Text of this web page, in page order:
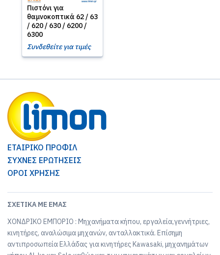
Πιστόνι για
θαμνοκοπτικά 62 / 63
/ 620 / 630 / 6200 /
6300
Συνδεθείτε για τιμές
ΕΤΑΙΡΙΚΟ ΠΡΟΦΙΛ
ΣΥΧΝΕΣ ΕΡΩΤΗΣΕΙΣ
ΟΡΟΙ ΧΡΗΣΗΣ
ΣΧΕΤΙΚΆ ΜΕ ΕΜΆΣ
ΧΟΝΔΡΙΚΟ ΕΜΠΟΡΙΟ : Μηχανήματα κήπου, εργαλεία,γεννήτριες,
κινητήρες, αναλώσιμα μηχανών, ανταλλακτικά. Επίσημη
αντιπροσωπεία Ελλάδας για κινητήρες Kawasaki, μηχανημάτων